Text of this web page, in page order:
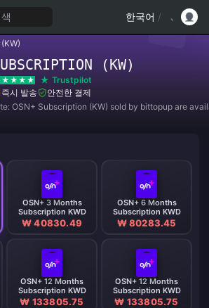
한국어 /
(KW)
Trustpilot
즉시 발송
안전한 결제
OSN+ Subscription (KW) sold by bittopup are
OSN+ 3 Months
Subscription KWD
₩ 40830.49
OSN+ 6 Months
Subscription KWD
₩ 80283.45
OSN+ 12 Months
Subscription KWD
₩ 133805.75
OSN+ 12 Months
Subscription KWD
₩ 133805.75